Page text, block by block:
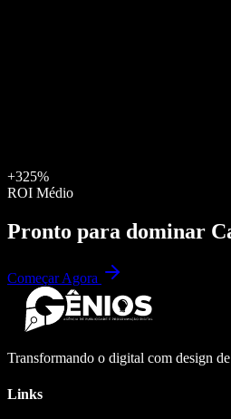
+325%
ROI Médio
Pronto para dominar
Começar Agora
Transformando o digital com design
Links